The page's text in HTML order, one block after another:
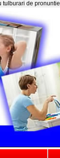
tulburari de pronuntie